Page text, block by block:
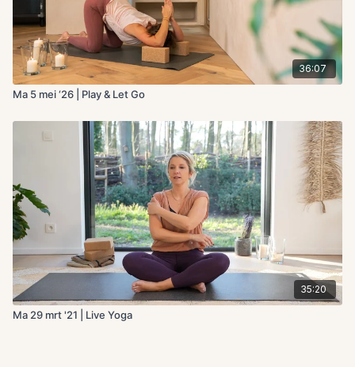
36:07
Ma 5 mei ‘26 | Play & Let Go
35:20
Ma 29 mrt '21 | Live Yoga